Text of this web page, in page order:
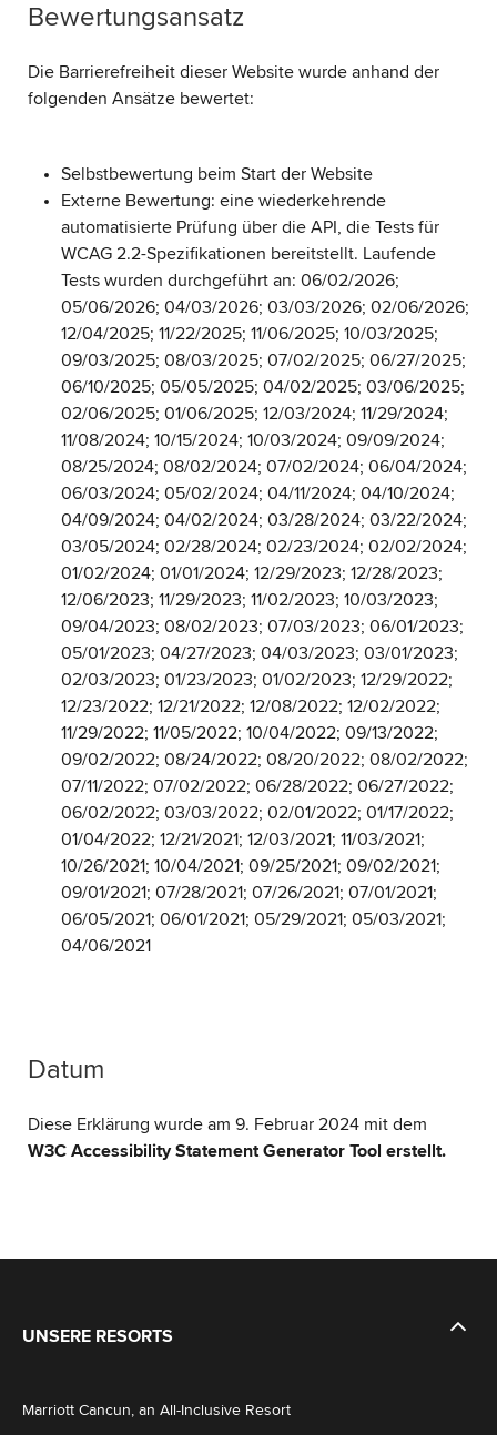
Bewertungsansatz
Die Barrierefreiheit dieser Website wurde anhand der
folgenden Ansätze bewertet:
Selbstbewertung beim Start der Website
Externe Bewertung: eine wiederkehrende
automatisierte Prüfung über die API, die Tests für
WCAG 2.2-Spezifikationen bereitstellt. Laufende
Tests wurden durchgeführt an: 06/02/2026;
05/06/2026; 04/03/2026; 03/03/2026; 02/06/2026;
12/04/2025; 11/22/2025; 11/06/2025; 10/03/2025;
09/03/2025; 08/03/2025; 07/02/2025; 06/27/2025;
06/10/2025; 05/05/2025; 04/02/2025; 03/06/2025;
02/06/2025; 01/06/2025; 12/03/2024; 11/29/2024;
11/08/2024; 10/15/2024; 10/03/2024; 09/09/2024;
08/25/2024; 08/02/2024; 07/02/2024; 06/04/2024;
06/03/2024; 05/02/2024; 04/11/2024; 04/10/2024;
04/09/2024; 04/02/2024; 03/28/2024; 03/22/2024;
03/05/2024; 02/28/2024; 02/23/2024; 02/02/2024;
01/02/2024; 01/01/2024; 12/29/2023; 12/28/2023;
12/06/2023; 11/29/2023; 11/02/2023; 10/03/2023;
09/04/2023; 08/02/2023; 07/03/2023; 06/01/2023;
05/01/2023; 04/27/2023; 04/03/2023; 03/01/2023;
02/03/2023; 01/23/2023; 01/02/2023; 12/29/2022;
12/23/2022; 12/21/2022; 12/08/2022; 12/02/2022;
11/29/2022; 11/05/2022; 10/04/2022; 09/13/2022;
09/02/2022; 08/24/2022; 08/20/2022; 08/02/2022;
07/11/2022; 07/02/2022; 06/28/2022; 06/27/2022;
06/02/2022; 03/03/2022; 02/01/2022; 01/17/2022;
01/04/2022; 12/21/2021; 12/03/2021; 11/03/2021;
10/26/2021; 10/04/2021; 09/25/2021; 09/02/2021;
09/01/2021; 07/28/2021; 07/26/2021; 07/01/2021;
06/05/2021; 06/01/2021; 05/29/2021; 05/03/2021;
04/06/2021
Datum
Diese Erklärung wurde am 9. Februar 2024 mit dem
W3C Accessibility Statement Generator Tool erstellt.
UNSERE RESORTS
Marriott Cancun, an All-Inclusive Resort